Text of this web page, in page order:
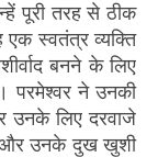
पूरी तरह से ठीक
स्वतंत्र व्यक्ति
बनने के लिए
परमेश्वर ने उनकी
उनके लिए दरवाजे
और उनके दुख खुशी